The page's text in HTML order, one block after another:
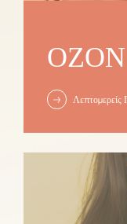
Λεπτομερείς